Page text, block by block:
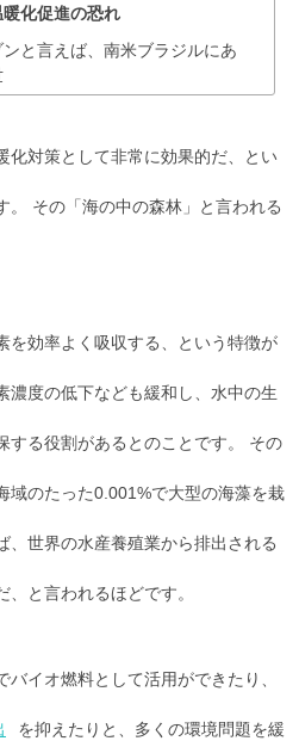
化促進の恐れ
ンと言えば、南米ブラジルにあ
化対策として非常に効果的だ、とい
。 その「海の中の森林」と言われる
を効率よく吸収する、という特徴が
濃度の低下なども緩和し、水中の生
する役割があるとのことです。 その
域のたった0.001%で大型の海藻を栽
、世界の水産養殖業から排出される
と言われるほどです。
イオ燃料として活用ができたり、
を抑えたりと、多くの環境問題を緩